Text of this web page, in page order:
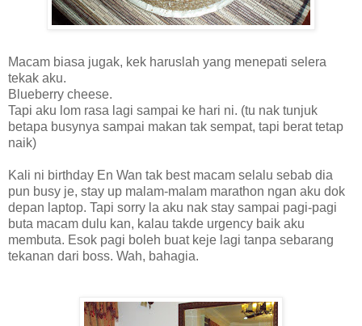
Macam biasa jugak, kek haruslah yang menepati selera
tekak aku.
Blueberry cheese.
Tapi aku lom rasa lagi sampai ke hari ni. (tu nak tunjuk
betapa busynya sampai makan tak sempat, tapi berat tetap
naik)
Kali ni birthday En Wan tak best macam selalu sebab dia
pun busy je, stay up malam-malam marathon ngan aku dok
depan laptop. Tapi sorry la aku nak stay sampai pagi-pagi
buta macam dulu kan, kalau takde urgency baik aku
membuta. Esok pagi boleh buat keje lagi tanpa sebarang
tekanan dari boss. Wah, bahagia.